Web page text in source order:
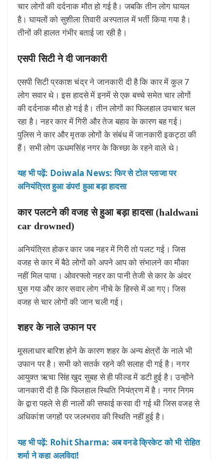
चार लोगों की दर्दनाक मौत हो गई है। जबकि तीन लोग घायल
है। घायलों को सुशीला तिवारी अस्पताल में भर्ती किया गया है।
तीनों की हालत गंभीर बताई जा रही है।
एसपी सिटी ने दी जानकारी
एसपी सिटी प्रकाश चंद्र ने जानकारी दी है कि कार में कुल 7
लोग सवार थे। इस हादसे में इनमें से एक बच्चे समेत चार लोगों
की दर्दनाक मौत हो गई है। तीन लोगों का फिलहाल उपचार चल
रहा है। नहर कार में गिरी और तेज बहाव के कारण बह गई।
पुलिस ने कार और मृतक लोगों के संबंध में जानकारी इकट्ठा की
हैं। सभी लोग ऊधमसिंह नगर के किच्छा के रहने वाले थे।
यह भी पढ़ें: Doiwala News: फिर से टोल प्लाजा पर
अनियंत्रित हुआ डंपर! हुआ बड़ा हादसा
कार पलटने की वजह से हुआ बड़ा हादसा (haldwani
car drowned)
अनियंत्रित होकर कार जब नहर में गिरी तो पलट गई। जिस
वजह से कार में बैठे लोगों को अपने आप को संभालने का मौका
नहीं मिल पाया। ओवरफ्लो नहर का पानी तेजी से कार के अंदर
घुस गया और कार सवार लोग नीचे के हिस्से में आ गए। जिस
वजह से चार लोगों की जान चली गई।
शहर के नाले उफान पर
मूसलाधार बारिश होने के कारण शहर के अन्य क्षेत्रों के नाले भी
उफान पर है। सभी को सतर्क रहने की सलाह दी गई है। नगर
आयुक्त ऋचा सिंह खुद सुबह से ही फील्ड में डटी हुई है। उन्होंने
जानकारी दी है कि फिलहाल स्थिति नियंत्रण में है। नगर निगम
के द्वारा पहले से ही नालों की सफाई करवा दी गई थी जिस वजह से
अधिकांश जगहों पर जलभराव की स्थिति नहीं हुई है।
यह भी पढ़ें: Rohit Sharma: अब वनडे क्रिकेट को भी रोहित
शर्मा ने कहा अलविदा!